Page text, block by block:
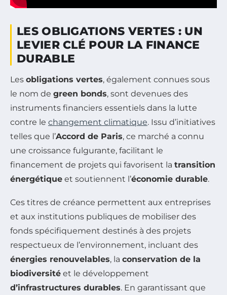
LES OBLIGATIONS VERTES : UN
LEVIER CLÉ POUR LA FINANCE
DURABLE
Les obligations vertes, également connues sous
le nom de green bonds, sont devenues des
instruments financiers essentiels dans la lutte
contre le changement climatique. Issu d’initiatives
telles que l’Accord de Paris, ce marché a connu
une croissance fulgurante, facilitant le
financement de projets qui favorisent la transition
énergétique et soutiennent l’économie durable.
Ces titres de créance permettent aux entreprises
et aux institutions publiques de mobiliser des
fonds spécifiquement destinés à des projets
respectueux de l’environnement, incluant des
énergies renouvelables, la conservation de la
biodiversité et le développement
d’infrastructures durables. En garantissant que